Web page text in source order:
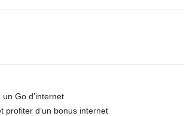
Go d’internet
profiter d’un bonus internet